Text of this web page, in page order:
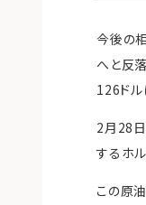
今後の
へと反
126ド
2月28
するホ
この原